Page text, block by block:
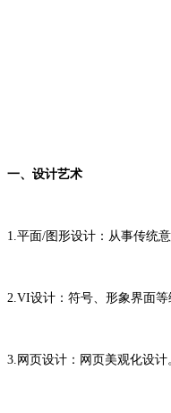
一、设计艺术
1.平面/图形设计：从事传统
2.VI设计：符号、形象界面等
3.网页设计：网页美观化设计